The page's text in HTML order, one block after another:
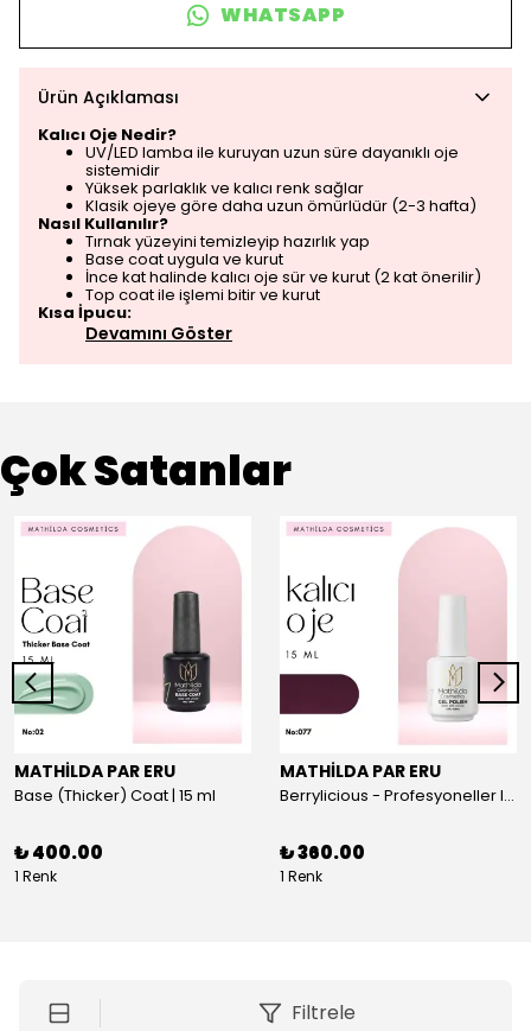
WHATSAPP
Ürün Açıklaması
Kalıcı Oje Nedir?
UV/LED lamba ile kuruyan uzun süre dayanıklı oje
sistemidir
Yüksek parlaklık ve kalıcı renk sağlar
Klasik ojeye göre daha uzun ömürlüdür (2-3 hafta)
Nasıl Kullanılır?
Tırnak yüzeyini temizleyip hazırlık yap
Base coat uygula ve kurut
İnce kat halinde kalıcı oje sür ve kurut (2 kat önerilir)
Top coat ile işlemi bitir ve kurut
Kısa İpucu:
Devamını Göster
Çok Satanlar
MATHİLDA PAR ERU
Base (Thicker) Coat | 15 ml
₺ 400.00
1 Renk
MATHİLDA PAR ERU
Berrylicious - Profesyoneller Için Yüksek Pigmentasyonlu UV/LED Oje 15ml
₺ 360.00
1 Renk
Filtrele